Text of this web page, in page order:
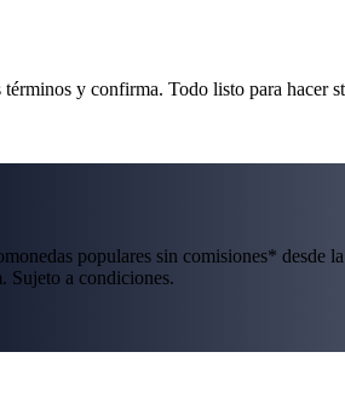
y confirma. Todo listo para hacer
populares sin comisiones*
Sujeto a condiciones.